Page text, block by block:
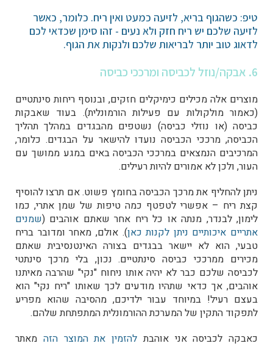
טיפ: כשהגוף בריא, לזיעה כמעט ואין ריח. כלומר, כאשר
לזיעה שלכם יש ריח חזק ולא נעים - זהו סימן שכדאי לכם
לדאוג טוב יותר לבריאות שלכם ולנקות את הגוף.
6. אבקה/נוזל לכביסה ומרככי כביסה
מוצרים אלה מכילים כימיקלים חזקים, ובנוסף ריחות סינתטיים
(כאמור מולקולות עם פעילות הורמונלית). בעוד שאבקות
כביסה (או נוזלי כביסה) נשטפים מהבגדים במהלך תהליך
הכביסה, מרככי הכביסה נועדו להישאר על הבגדים. כלומר,
המרכיבים הנמצאים במרככי הכביסה באים במגע ממושך עם
העור, ולכן לא אמורים להיות רעילים.
ניתן להחליף את מרכך הכביסה בחומץ פשוט. אם תרצו להוסיף
קצת ריח – אפשרי לטפטף כמה טיפות של שמן אתרי, כמו
לימון, לבנדר, מנתה או כל ריח אחר שאתם אוהבים (שמנים
אתריים איכותיים ניתן לקנות כאן). אולם, מאחר ומדובר בריח
טבעי, הוא לא יישאר בבגדים בצורה האינטנסיבית שאתם
מכירים ממרככי כביסה סינתטיים. נכון, בלי מרכך סינתטי
לכביסה שלכם כבר לא יהיה אותו ניחוח "נקי" שהרבה מאיתנו
אוהבים, אך כדאי שתהיו מודעים לכך שאותו "ריח נקי" הוא
בעצם רעיל! במיוחד עבור ילדיכם, מהסיבה שהוא מפריע
לתפקוד התקין של המערכת ההורמונלית המתפתחת שלהם.
כאבקה לכביסה אני אוהבת להזמין את המוצר הזה מאתר